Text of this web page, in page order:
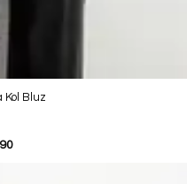
Kol Bluz